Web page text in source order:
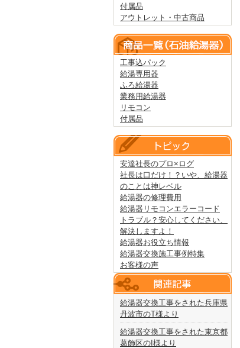
付属品
アウトレット・中古商品
工事込パック
給湯専用器
ふろ給湯器
業務用給湯器
リモコン
付属品
安達社長のプロ×ログ
社長は口だけ！？いや、給湯器
のことは神レベル
給湯器の修理費用
給湯器リモコンエラーコード
トラブル？安心してください、
解決しますよ！
給湯器お役立ち情報
給湯器交換施工事例特集
お客様の声
給湯器交換工事をされた兵庫県
丹波市のT様より
給湯器交換工事をされた東京都
葛飾区のI様より